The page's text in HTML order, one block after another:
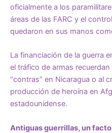
oficialmente a los
áreas de las FARC y el
quedaron en sus manos
La financiación de la guerra
el tráfico de armas
“contras” en Nicaragua o al
producción de heroína en
estadounidense.
Antiguas guerrillas, un